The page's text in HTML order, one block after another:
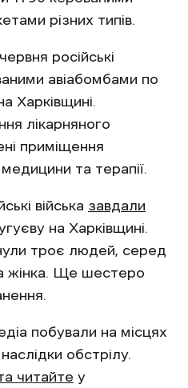
різних типів.
російські
авіабомбами по
Харківщині.
лікарняного
приміщення
медицини та терапії.
війська завдали
на Харківщині.
троє людей, серед
жінка. Ще шестеро
побували на місцях
обстрілу.
читайте у